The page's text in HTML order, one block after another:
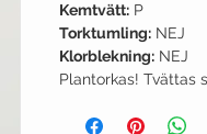
Kemtvätt: P
Torktumling: NEJ
Klorblekning: NEJ
Plantorkas! Tvättas